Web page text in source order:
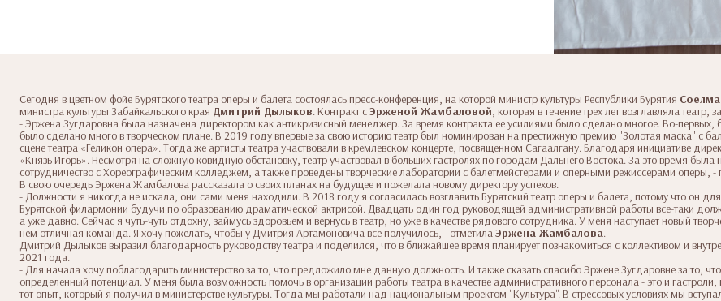
Сегодня в цветном фойе Бурятского театра оперы и балета состоялась пресс-конференция, на которой министр культуры Республики Бурятия
министра культуры Забайкальского края Дмитрий Дылыков. Контракт сЭрженой Жамбаловой, которая в течение трех лет возглавляла театр,
- Эржена Зугдаровна была назначена директором как антикризисный менеджер. За время контракта ее усилиями было сделано многое. Во-
было сделано много в творческом плане. В 2019 году впервые за свою историю театр был номинирован на престижную премию "Золотая маска" с
сцене театра «Геликон опера». Тогда же артисты театра участвовали в кремлевском концерте, посвященном Сагаалгану. Благодаря инициативе
«Князь Игорь». Несмотря на сложную ковидную обстановку, театр участвовал в больших гастролях по городам Дальнего Востока. За это время
сотрудничество с Хореографическим колледжем, а также проведены творческие лаборатории с балетмейстерами и оперными режиссерами оперы,
В свою очередь Эржена Жамбалова рассказала о своих планах на будущее и пожелала новому директору успехов.
- Должности я никогда не искала, они сами меня находили. В 2018 году я согласилась возглавить Бурятский театр оперы и балета, потому что он
Бурятской филармонии будучи по образованию драматической актрисой. Двадцать один год руководящей административной работы все-таки
а уже давно. Сейчас я чуть-чуть отдохну, займусь здоровьем и вернусь в театр, но уже в качестве рядового сотрудника. У меня наступает новый
нем отличная команда. Я хочу пожелать, чтобы у Дмитрия Артамоновича все получилось, - отметилаЭржена Жамбалова.
Дмитрий Дылыков выразил благодарность руководству театра и поделился, что в ближайшее время планирует познакомиться с коллективом и
2021 года.
- Для начала хочу поблагодарить министерство за то, что предложило мне данную должность. И также сказать спасибо Эржене Зугдаровне за то,
определенный потенциал. У меня была возможность помочь в организации работы театра в качестве административного персонала - это и
тот опыт, который я получил в министерстве культуры. Тогда мы работали над национальным проектом "Культура". В стрессовых условиях мы